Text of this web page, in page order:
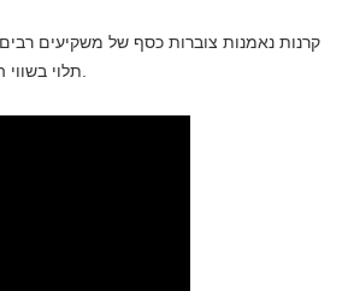
קרנות נאמנות צוברות כסף של משקיעים